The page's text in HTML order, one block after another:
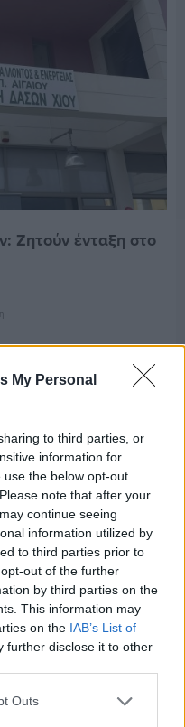
My Personal
to third parties, or
information for
the below opt-out
note that after your
continue seeing
information utilized by
to third parties prior to
out of the further
by third parties on the
This information may
on the IAB’s List of
further disclose it to other
Outs
Ζητούν ένταξη στο
προτάσεις του